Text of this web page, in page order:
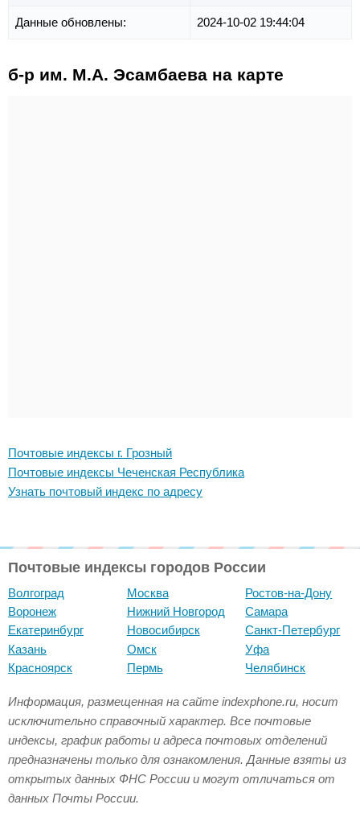
Данные обновлены: 2024-10-02 19:44:04
б-р им. М.А. Эсамбаева на карте
Почтовые индексы г. Грозный
Почтовые индексы Чеченская Республика
Узнать почтовый индекс по адресу
Почтовые индексы городов России
Волгоград
Воронеж
Екатеринбург
Казань
Красноярск
Москва
Нижний Новгород
Новосибирск
Омск
Пермь
Ростов-на-Дону
Самара
Санкт-Петербург
Уфа
Челябинск
Информация, размещенная на сайте indexphone.ru, носит
исключительно справочный характер. Все почтовые
индексы, график работы и адреса почтовых отделений
предназначены только для ознакомления. Данные взяты из
открытых данных ФНС России и могут отличаться от
данных Почты России.